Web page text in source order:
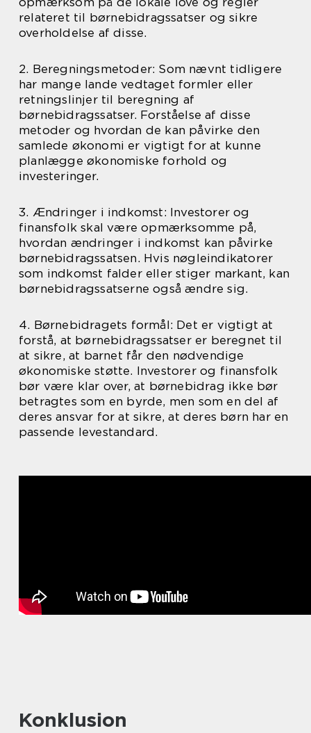
relateret til børnebidragssatser og sikre
overholdelse af disse.
2. Beregningsmetoder: Som nævnt tidligere
har mange lande vedtaget formler eller
retningslinjer til beregning af
børnebidragssatser. Forståelse af disse
metoder og hvordan de kan påvirke den
samlede økonomi er vigtigt for at kunne
planlægge økonomiske forhold og
investeringer.
3. Ændringer i indkomst: Investorer og
finansfolk skal være opmærksomme på,
hvordan ændringer i indkomst kan påvirke
børnebidragssatsen. Hvis nøgleindikatorer
som indkomst falder eller stiger markant, kan
børnebidragssatserne også ændre sig.
4. Børnebidragets formål: Det er vigtigt at
forstå, at børnebidragssatser er beregnet til
at sikre, at barnet får den nødvendige
økonomiske støtte. Investorer og finansfolk
bør være klar over, at børnebidrag ikke bør
betragtes som en byrde, men som en del af
deres ansvar for at sikre, at deres børn har en
passende levestandard.
Konklusion